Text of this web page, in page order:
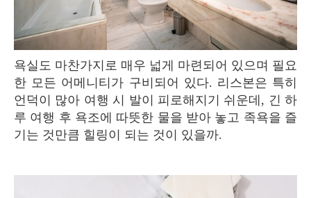
욕실도 마찬가지로 매우 넓게 마련되어 있으며 필요
한 모든 어메니티가 구비되어 있다. 리스본은 특히
언덕이 많아 여행 시 발이 피로해지기 쉬운데, 긴 하
루 여행 후 욕조에 따뜻한 물을 받아 놓고 족욕을 즐
기는 것만큼 힐링이 되는 것이 있을까.